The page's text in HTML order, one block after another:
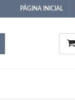
PÁGINA INICIAL